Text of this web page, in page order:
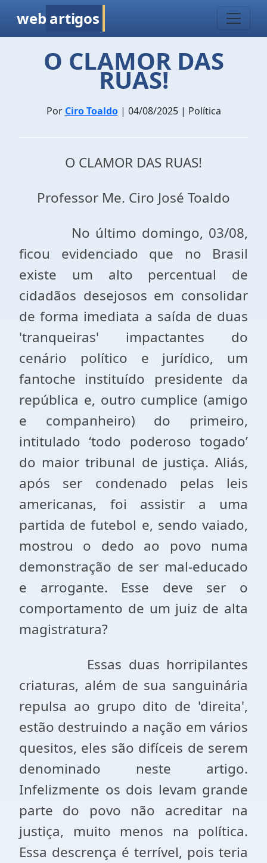
web artigos
O CLAMOR DAS
RUAS!
Por Ciro Toaldo| 04/08/2025 | Política
O CLAMOR DAS RUAS!
Professor Me. Ciro José Toaldo
No último domingo, 03/08,
ficou evidenciado que no Brasil
existe um alto percentual de
cidadãos desejosos em consolidar
de forma imediata a saída de duas
'tranqueiras' impactantes do
cenário político e jurídico, um
fantoche instituído presidente da
república e, outro cumplice (amigo
e companheiro) do primeiro,
intitulado ‘todo poderoso togado’
do maior tribunal de justiça. Aliás,
após ser condenado pelas leis
americanas, foi assistir a uma
partida de futebol e, sendo vaiado,
mostrou o dedo ao povo numa
demonstração de ser mal-educado
e arrogante. Esse deve ser o
comportamento de um juiz de alta
magistratura?
Essas duas horripilantes
criaturas, além de sua sanguinária
repulsa ao grupo dito de 'direita',
estão destruindo a nação em vários
quesitos, eles são difíceis de serem
denominado neste artigo.
Infelizmente os dois levam grande
parte do povo não acreditar na
justiça, muito menos na política.
Essa descrença é terrível, pois teria